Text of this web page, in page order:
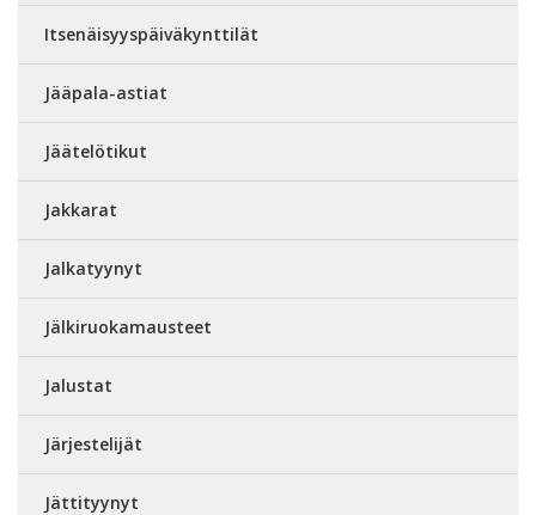
Itsenäisyyspäiväkynttilät
Jääpala-astiat
Jäätelötikut
Jakkarat
Jalkatyynyt
Jälkiruokamausteet
Jalustat
Järjestelijät
Jättityynyt